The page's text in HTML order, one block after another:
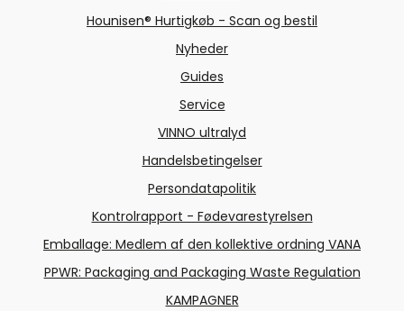
Hounisen® Hurtigkøb - Scan og bestil
Nyheder
Guides
Service
VINNO ultralyd
Handelsbetingelser
Persondatapolitik
Kontrolrapport - Fødevarestyrelsen
Emballage: Medlem af den kollektive ordning VANA
PPWR: Packaging and Packaging Waste Regulation
KAMPAGNER